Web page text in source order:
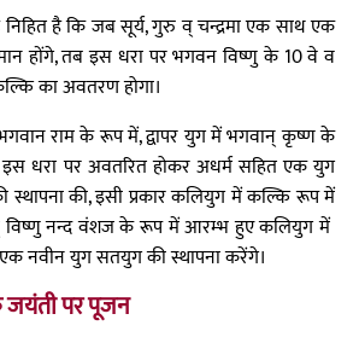
निहित है कि जब सूर्य, गुरु व् चन्द्रमा एक साथ एक
होंगे, तब इस धरा पर भगवन विष्णु के 10 वे व
का अवतरण होगा।
राम के रूप में, द्वापर युग में भगवान् कृष्ण के
धरा पर अवतरित होकर अधर्म सहित एक युग
की, इसी प्रकार कलियुग में कल्कि रूप में
विष्णु नन्द वंशज के रूप में आरम्भ हुए कलियुग में
नवीन युग सतयुग की स्थापना करेंगे।
पर पूजन